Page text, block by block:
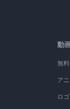
動
無
ア
ロ